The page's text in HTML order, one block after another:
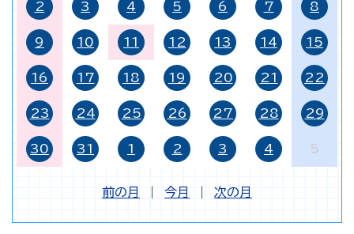
2 3 4 5 6 7 8
9 10 11 12 13 14 15
16 17 18 19 20 21 22
23 24 25 26 27 28 29
30 31 1 2 3 4 5
前の月 今月 次の月